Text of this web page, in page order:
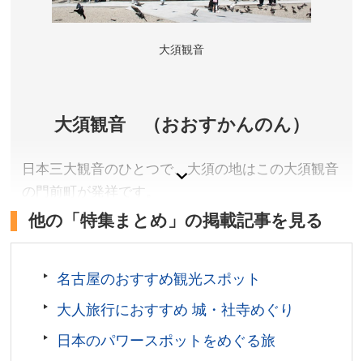
営業時間／9:30～17:30 ※季節によって変動します。詳
休館日／毎週月曜日 ※祝日の場合は翌日 ※GW・7月〜
アクセス／地下鉄名港線 名古屋港駅(3番出口)より徒歩
5分 ※詳しくは公式サイトをご確認ください。
お問い合わせ／052-654-7080(名古屋港水族館）
大須観音
大須観音 （おおすかんのん）
日本三大観音のひとつで、大須の地はこの大須観音
の門前町が発祥です。
愛知県名古屋市
拝観時間／6:00〜19:00
定休日／なし
アクセス／地下鉄鶴舞線 大須観音駅(2番出口)よりす
ぐ。名古屋駅よりバス(名鉄神宮前行き・18系統)で「大
他の「特集まとめ」の掲載記事を見る
名古屋のおすすめ観光スポット
大人旅行におすすめ 城・社寺めぐり
日本のパワースポットをめぐる旅